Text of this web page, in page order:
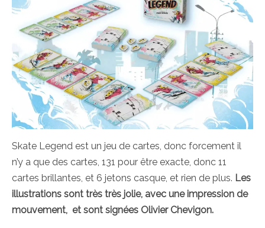
Skate Legend est un jeu de cartes, donc forcement il
n’y a que des cartes, 131 pour être exacte, donc 11
cartes brillantes, et 6 jetons casque, et rien de plus. Les
illustrations sont très très jolie, avec une impression de
mouvement, et sont signées Olivier Chevigon.